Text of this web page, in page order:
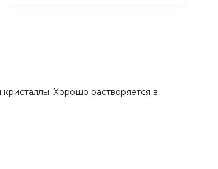
Хорошо растворяется в